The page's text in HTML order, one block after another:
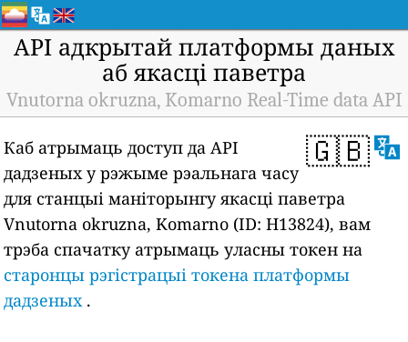
API адкрытай платформы даных
аб якасці паветра
Vnutorna okruzna, Komarno Real-Time data API
🇬🇧
Каб атрымаць доступ да API
дадзеных у рэжыме рэальнага часу
для станцыі маніторынгу якасці паветра
Vnutorna okruzna, Komarno (ID: H13824), вам
трэба спачатку атрымаць уласны токен на
старонцы рэгістрацыі токена платформы
дадзеных.